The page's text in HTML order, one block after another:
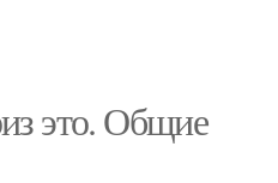
это. Общие